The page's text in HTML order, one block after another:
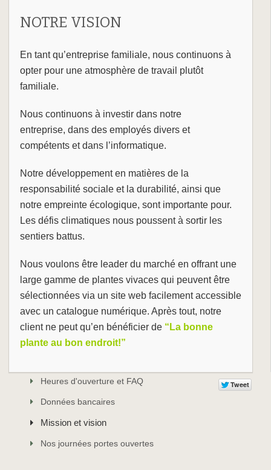
NOTRE VISION
En tant qu’entreprise familiale, nous continuons à
opter pour une atmosphère de travail plutôt
familiale.
Nous continuons à investir dans notre
entreprise, dans des employés divers et
compétents et dans l’informatique.
Notre développement en matières de la
responsabilité sociale et la durabilité, ainsi que
notre empreinte écologique, sont importante pour.
Les défis climatiques nous poussent à sortir les
sentiers battus.
Nous voulons être leader du marché en offrant une
large gamme de plantes vivaces qui peuvent être
sélectionnées via un site web facilement accessible
avec un catalogue numérique. Après tout, notre
client ne peut qu’en bénéficier de “La bonne
plante au bon endroit!”
Heures d'ouverture et FAQ
Données bancaires
Mission et vision
Nos journées portes ouvertes